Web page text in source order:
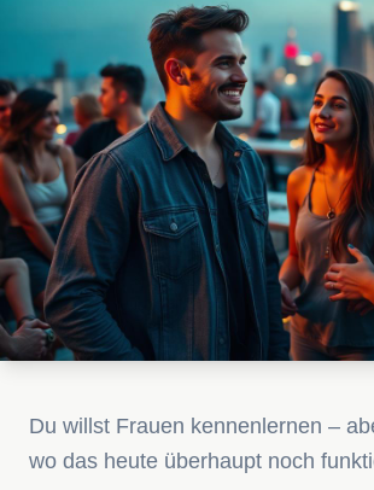
Du willst Frauen kennenlernen –
wo das heute überhaupt noch